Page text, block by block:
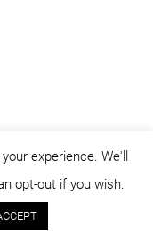
experience. We'll
opt-out if you wish.